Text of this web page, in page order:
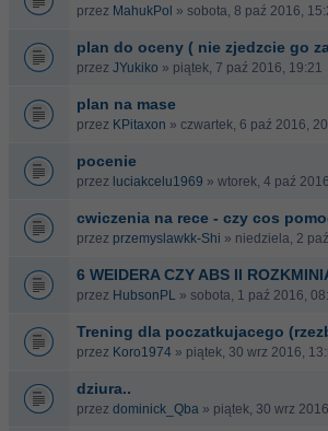
przez MahukPol » sobota, 8 paź 2016,
plan do oceny ( nie zjedzcie go
przez JYukiko » piątek, 7 paź 2016, 19:21
plan na mase
przez KPitaxon » czwartek, 6 paź 2016,
pocenie
przez luciakcelu1969 » wtorek, 4 paź
cwiczenia na rece - czy cos
przez przemyslawkk-Shi » niedziela, 2
6 WEIDERA CZY ABS II
przez HubsonPL » sobota, 1 paź 2016,
Trening dla poczatkujacego
przez Koro1974 » piątek, 30 wrz 2016,
dziura..
przez dominick_Qba » piątek, 30 wrz